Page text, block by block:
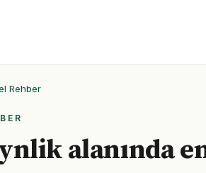
Rehber
alanında